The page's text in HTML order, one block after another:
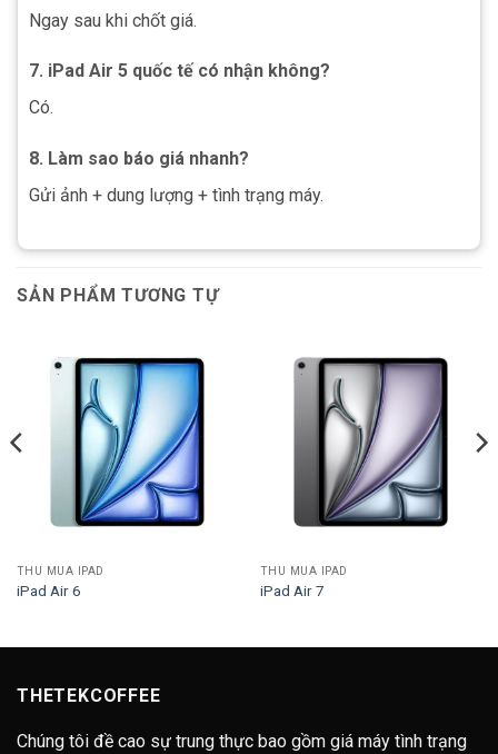
Ngay sau khi chốt giá.
7. iPad Air 5 quốc tế có nhận không?
Có.
8. Làm sao báo giá nhanh?
Gửi ảnh + dung lượng + tình trạng máy.
SẢN PHẨM TƯƠNG TỰ
THU MUA IPAD
iPad Air 6
THU MUA IPAD
iPad Air 7
THETEKCOFFEE
Chúng tôi đề cao sự trung thực bao gồm giá máy tình trạng